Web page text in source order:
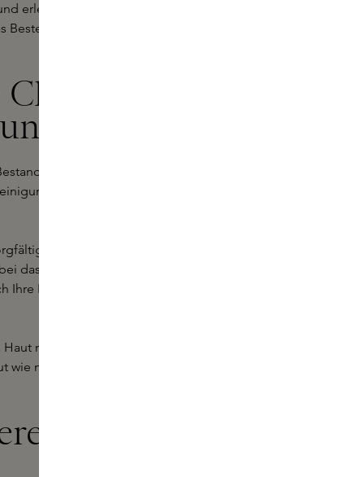
erleben Sie mit Ignae den Luxus
und genau das bietet Ignae.
für
der Haut
Ihrer täglichen
wurde speziell für die
ausgewählten Enzymen
das natürliche Gleichgewicht
Haut frisch, hydratisiert und
mit dem Ignae Daily Enzyme
wie nie zuvor.
Skins